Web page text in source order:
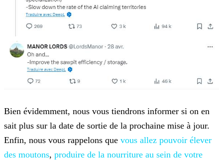
Bien évidemment, nous vous tiendrons informer si on en
sait plus sur la date de sortie de la prochaine mise à jour.
Enfin, nous vous rappelons que vous allez pouvoir élever
des moutons, produire de la nourriture au sein de votre